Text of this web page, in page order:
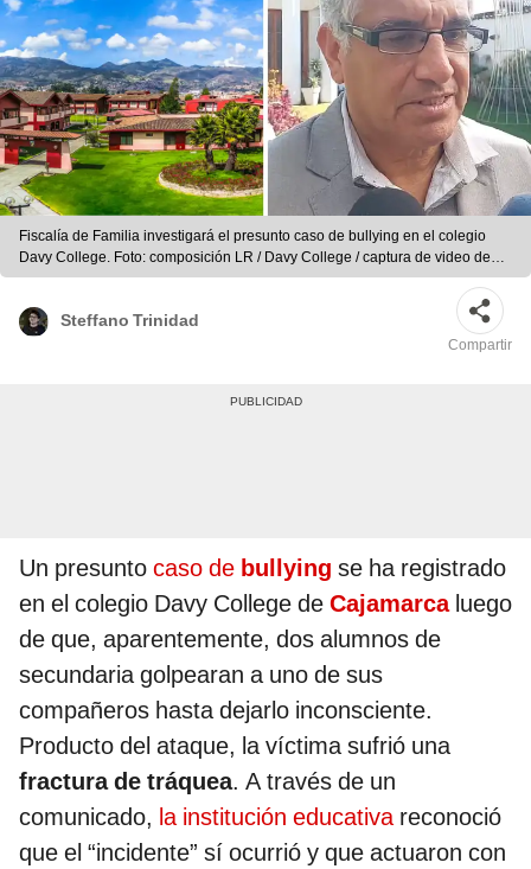
Fiscalía de Familia investigará el presunto caso de bullying en el colegio
Davy College. Foto: composición LR / Davy College / captura de video de
Portafolio Periodístico de Tony Alvarado A. / Facebook
Steffano Trinidad
Compartir
Un presunto caso de bullying se ha registrado
en el colegio Davy College de Cajamarca luego
de que, aparentemente, dos alumnos de
secundaria golpearan a uno de sus
compañeros hasta dejarlo inconsciente.
Producto del ataque, la víctima sufrió una
fractura de tráquea. A través de un
comunicado, la institución educativareconoció
que el “incidente” sí ocurrió y que actuaron con